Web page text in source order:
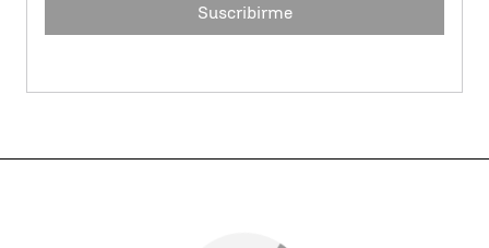
Suscribirme